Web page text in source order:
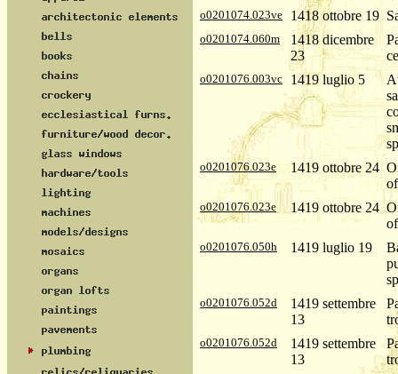
o0201074.023ve 1418 ottobre 19
o0201074.060m
1418 dicembre
23
o0201076.003vc 1419 luglio 5
o0201076.023e 1419 ottobre 24
o0201076.023e 1419 ottobre 24
o0201076.050h 1419 luglio 19
o0201076.052d
1419 settembre
13
o0201076.052d
1419 settembre
13